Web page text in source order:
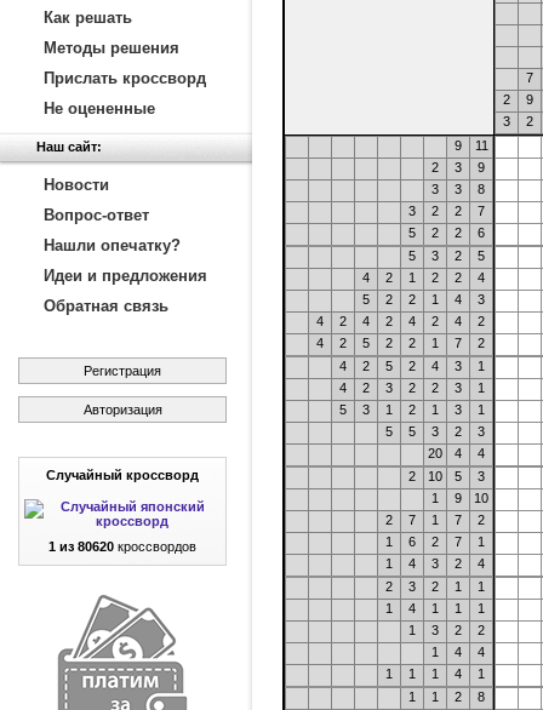
Как решать
Методы решения
Прислать кроссворд
Не оцененные
Наш сайт:
Новости
Вопрос-ответ
Нашли опечатку?
Идеи и предложения
Обратная связь
Регистрация
Авторизация
Случайный кроссворд
1 из 80620 кроссвордов
7
2
9
3
2
9
11
2
3
9
3
3
8
3
2 2
7
5
2 2
6
5
3 2
5
4
2 1 2 2
4
5
2 2 1 4
3
4
2 4 2 4 2 4
2
4
2 5 2 2 1 7
2
4
2 5 2 4 3
1
4
2 3 2 2 3
1
5
3 1 2 1 3
1
5
5 3 2
3
20
4
4
2
10 5
3
1
9
10
2
7 1 7
2
1
6 2 7
1
1
4 3 2
4
2
3 2 1
1
1
4 1 1
1
1
3 2
2
1
4
4
1
1 1 4
1
1
1 2
8